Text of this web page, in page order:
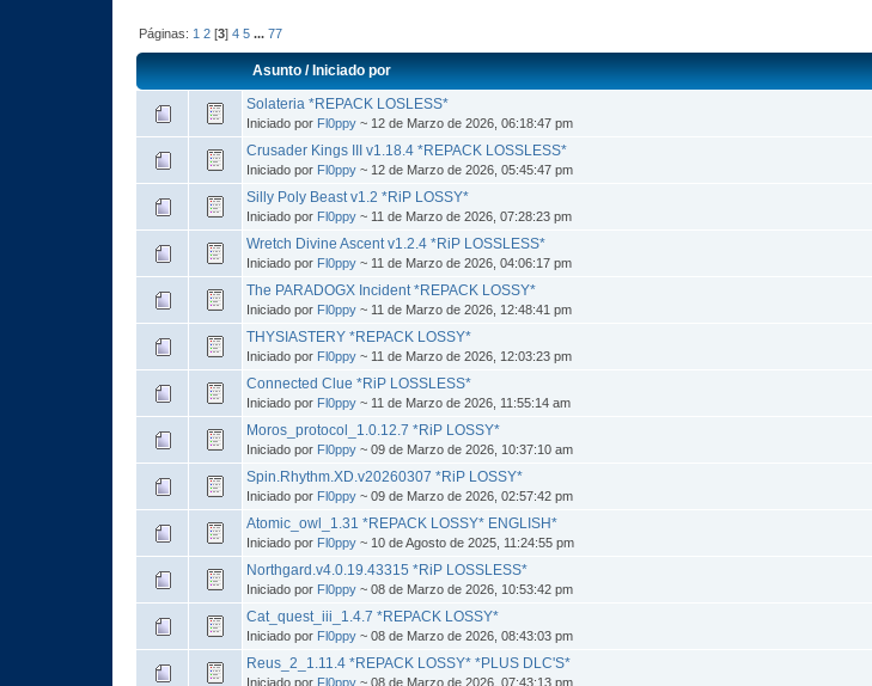
Páginas: 1 2 [3]4 5 ...77
Asunto/Iniciado por
Solateria *REPACK LOSLESS*
Iniciado por Fl0ppy ~ 12 de Marzo de 2026, 06:18:47 pm
Crusader Kings III v1.18.4 *REPACK LOSSLESS*
Iniciado por Fl0ppy ~ 12 de Marzo de 2026, 05:45:47 pm
Silly Poly Beast v1.2 *RiP LOSSY*
Iniciado por Fl0ppy ~ 11 de Marzo de 2026, 07:28:23 pm
Wretch Divine Ascent v1.2.4 *RiP LOSSLESS*
Iniciado por Fl0ppy ~ 11 de Marzo de 2026, 04:06:17 pm
The PARADOGX Incident *REPACK LOSSY*
Iniciado por Fl0ppy ~ 11 de Marzo de 2026, 12:48:41 pm
THYSIASTERY *REPACK LOSSY*
Iniciado por Fl0ppy ~ 11 de Marzo de 2026, 12:03:23 pm
Connected Clue *RiP LOSSLESS*
Iniciado por Fl0ppy ~ 11 de Marzo de 2026, 11:55:14 am
Moros_protocol_1.0.12.7 *RiP LOSSY*
Iniciado por Fl0ppy ~ 09 de Marzo de 2026, 10:37:10 am
Spin.Rhythm.XD.v20260307 *RiP LOSSY*
Iniciado por Fl0ppy ~ 09 de Marzo de 2026, 02:57:42 pm
Atomic_owl_1.31 *REPACK LOSSY* ENGLISH*
Iniciado por Fl0ppy ~ 10 de Agosto de 2025, 11:24:55 pm
Northgard.v4.0.19.43315 *RiP LOSSLESS*
Iniciado por Fl0ppy ~ 08 de Marzo de 2026, 10:53:42 pm
Cat_quest_iii_1.4.7 *REPACK LOSSY*
Iniciado por Fl0ppy ~ 08 de Marzo de 2026, 08:43:03 pm
Reus_2_1.11.4 *REPACK LOSSY* *PLUS DLC'S*
Iniciado por Fl0ppy ~ 08 de Marzo de 2026, 07:43:13 pm